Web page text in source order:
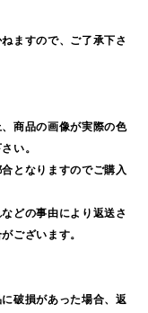
ますので、ご了承下さ
商品の画像が実際の色
い。
となりますのでご購入
どの事由により返送さ
ございます。
破損があった場合、返